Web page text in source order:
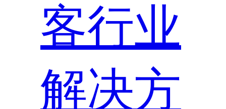
客行业
解决方